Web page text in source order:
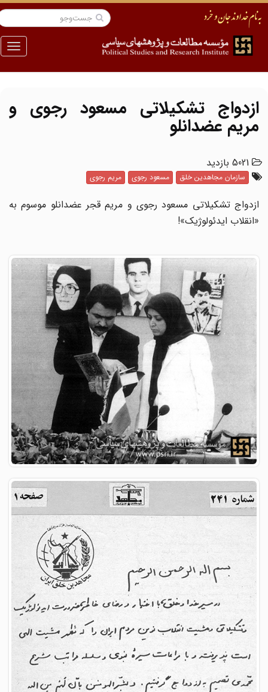
منو
ازدواج تشکیلاتی مسعود رجوی و
مریم عضدانلو
5021 بازدید
سازمان مجاهدین خلق مسعود رجوی مریم رجوی
ازدواج تشکیلاتی مسعود رجوی و مریم قجر عضدانلو موسوم به
«انقلاب ایدئولوژیک»!